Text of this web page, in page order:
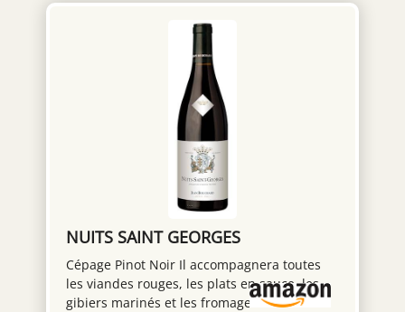
NUITS SAINT GEORGES
Cépage Pinot Noir Il accompagnera toutes
les viandes rouges, les plats en sauce, les
gibiers marinés et les fromages relevés.